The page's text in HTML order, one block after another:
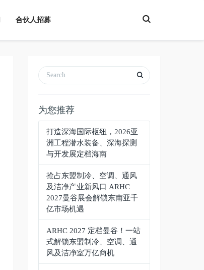
T
o
g
e
a
r
合伙人招募
为您推荐
打造深海国际枢纽，2026亚
洲工程潜水装备、深海探测
与开发展定档海南
抢占东盟制冷、空调、通风
及洁净产业新风口 ARHC
2027曼谷展会解锁东南亚千
亿市场机遇
ARHC 2027 定档曼谷！一站
式解锁东盟制冷、空调、通
风及洁净室万亿商机